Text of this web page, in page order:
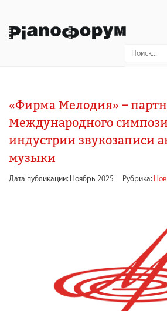
«Фирма Мелодия» –
Международного
индустрии звукозаписи
музыки
Дата публикации: Ноябрь 2025 Рубрика: